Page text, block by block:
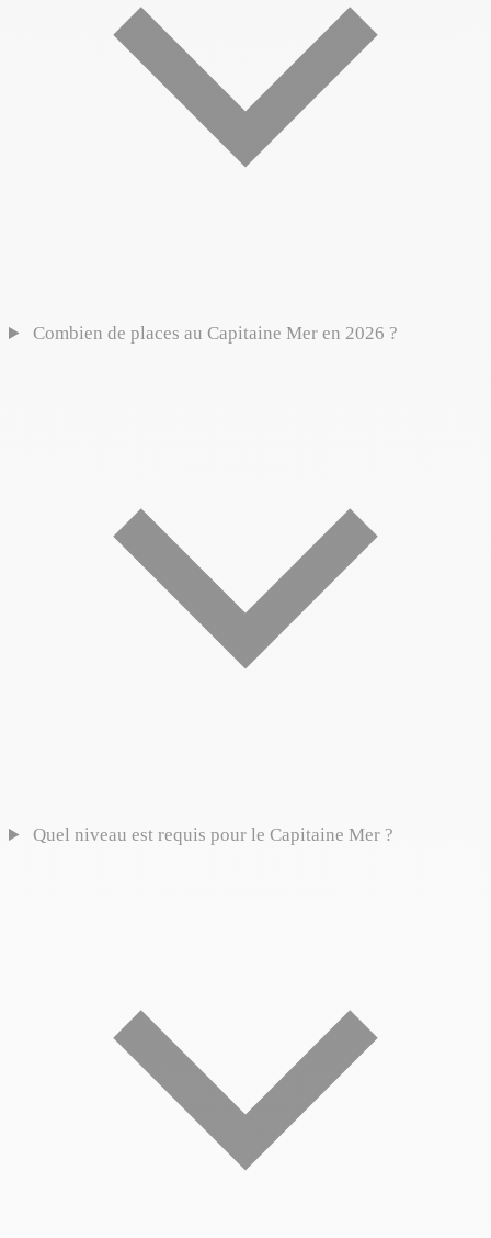
Combien de places au Capitaine Mer en 2026 ?
Quel niveau est requis pour le Capitaine Mer ?